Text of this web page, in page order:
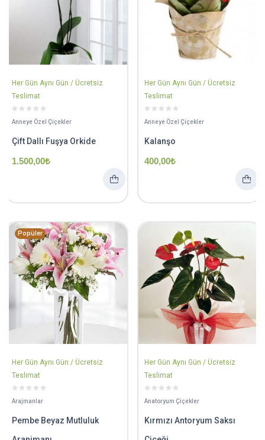
Her Gün Aynı Gün / Ücretsiz
Teslimat
Anneye Özel Çiçekler
Çift Dallı Fuşya Orkide
1.500,00₺
Her Gün Aynı Gün / Ücretsiz
Teslimat
Anneye Özel Çiçekler
Kalanşo
400,00₺
Popüler
Her Gün Aynı Gün / Ücretsiz
Teslimat
Arajmanlar
Pembe Beyaz Mutluluk
Her Gün Aynı Gün / Ücretsiz
Teslimat
Anatoryum Çiçekler
Kırmızı Antoryum Saksı